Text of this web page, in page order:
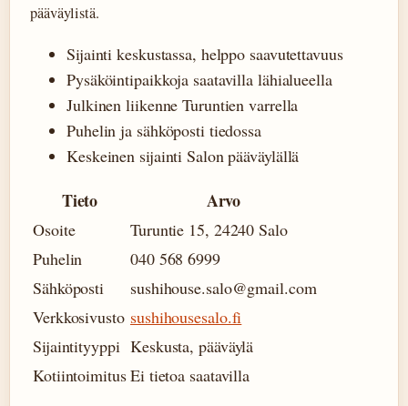
pääväylistä.
Sijainti keskustassa, helppo saavutettavuus
Pysäköintipaikkoja saatavilla lähialueella
Julkinen liikenne Turuntien varrella
Puhelin ja sähköposti tiedossa
Keskeinen sijainti Salon pääväylällä
Tieto Arvo
Osoite
Turuntie 15, 24240 Salo
Puhelin
040 568 6999
Sähköposti
sushihouse.salo@gmail.com
Verkkosivusto sushihousesalo.fi
Sijaintityyppi Keskusta, pääväylä
KotiintoimitusEi tietoa saatavilla